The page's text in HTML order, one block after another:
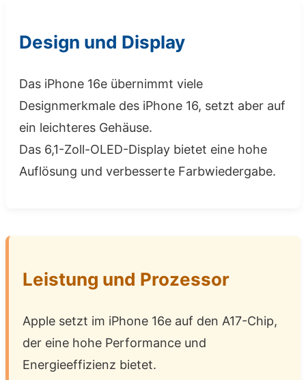
Design und Display
Das iPhone 16e übernimmt viele
Designmerkmale des iPhone 16, setzt aber auf
ein leichteres Gehäuse.
Das 6,1-Zoll-OLED-Display bietet eine hohe
Auflösung und verbesserte Farbwiedergabe.
Leistung und Prozessor
Apple setzt im iPhone 16e auf den A17-Chip,
der eine hohe Performance und
Energieeffizienz bietet.